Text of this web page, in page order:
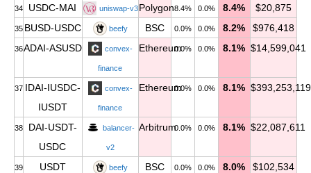
34 USDC-MAI uniswap-v3Polygon8.4% 0.0% 8.4% $20,875
35 BUSD-USDC beefy BSC 0.0% 0.0% 8.2% $976,418
36ADAI-ASUSD convex-
finance
Ethereum0.0% 0.0% 8.1% $14,599,041
37 IDAI-IUSDC-
IUSDT
convex-
finance
Ethereum0.0% 0.0% 8.1% $393,253,119
38
DAI-USDT-
USDC
balancer-
v2
Arbitrum0.0% 0.0% 8.1% $22,087,611
39 USDT beefy BSC 0.0% 0.0% 8.0% $102,534